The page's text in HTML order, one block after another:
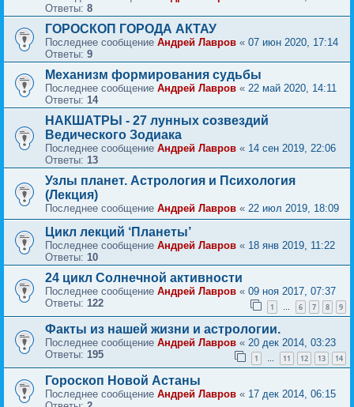
Ответы: 8
ГОРОСКОП ГОРОДА АКТАУ
Последнее сообщение Андрей Лавров « 07 июн 2020, 17:14
Ответы: 9
Механизм формирования судьбы
Последнее сообщение Андрей Лавров « 22 май 2020, 14:11
Ответы: 14
НАКШАТРЫ - 27 лунных созвездий
Ведического Зодиака
Последнее сообщение Андрей Лавров « 14 сен 2019, 22:06
Ответы: 13
Узлы планет. Астрология и Психология
(Лекция)
Последнее сообщение Андрей Лавров « 22 июл 2019, 18:09
Цикл лекций ‘Планеты’
Последнее сообщение Андрей Лавров « 18 янв 2019, 11:22
Ответы: 10
24 цикл Солнечной активности
Последнее сообщение Андрей Лавров « 09 ноя 2017, 07:37
Ответы: 122 1 … 6 7 8 9
Факты из нашей жизни и астрологии.
Последнее сообщение Андрей Лавров « 20 дек 2014, 03:23
Ответы: 195 1 … 11 12 13 14
Гороскоп Новой Астаны
Последнее сообщение Андрей Лавров « 17 дек 2014, 06:15